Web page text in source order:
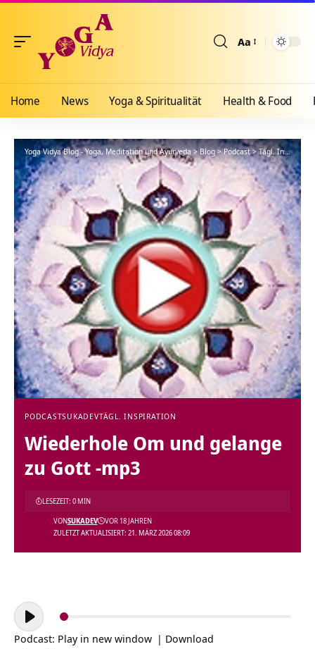
Aa
Home News Yoga & Spiritualität Health & Food
Yoga Vidya Blog - Yoga, Meditation und Ayurveda>Blog>Podcast>Tägl. Inspiration
PODCASTSUKADEVTÄGL. INSPIRATION
Wiederhole Om und gelange
zu Gott -mp3
ZULETZT AKTUALISIERT: 21. MÄRZ 2026 08:09
VONSUKADEV VOR 18 JAHREN
LESEZEIT: 0 MIN
Audio-
Player
Podcast: Play in new window | Download